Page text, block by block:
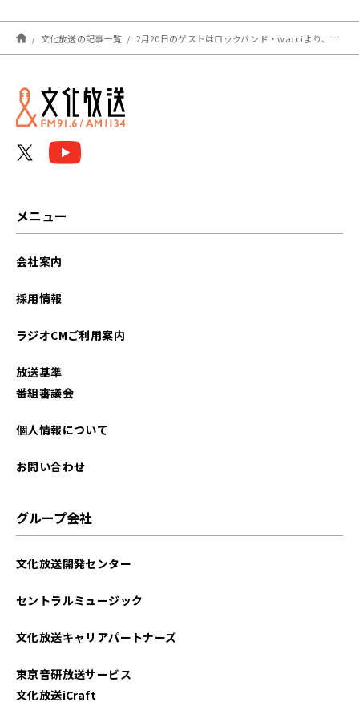
の嘘つきな大学生』、そし
て…？
文化放送の記事一覧 2月20日のゲストはロックバンド・wacciより、橋口洋平さんが登場！『アインシュタイン・山崎紘菜 Heat&Heart!』
メニュー
会社案内
採用情報
ラジオCMご利用案内
放送基準
番組審議会
個人情報について
お問い合わせ
グループ会社
文化放送開発センター
セントラルミュージック
文化放送キャリアパートナーズ
東京音研放送サービス
文化放送iCraft